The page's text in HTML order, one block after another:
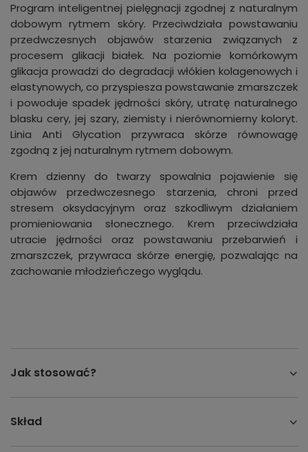
Program inteligentnej pielęgnacji zgodnej z naturalnym
dobowym rytmem skóry. Przeciwdziała powstawaniu
przedwczesnych objawów starzenia związanych z
procesem glikacji białek. Na poziomie komórkowym
glikacja prowadzi do degradacji włókien kolagenowych i
elastynowych, co przyspiesza powstawanie zmarszczek
i powoduje spadek jędrności skóry, utratę naturalnego
blasku cery, jej szary, ziemisty i nierównomierny koloryt.
Linia Anti Glycation przywraca skórze równowagę
zgodną z jej naturalnym rytmem dobowym.
Krem dzienny do twarzy spowalnia pojawienie się
objawów przedwczesnego starzenia, chroni przed
stresem oksydacyjnym oraz szkodliwym działaniem
promieniowania słonecznego. Krem przeciwdziała
utracie jędrności oraz powstawaniu przebarwień i
zmarszczek, przywraca skórze energię, pozwalając na
zachowanie młodzieńczego wyglądu.
Jak stosować?
Skład